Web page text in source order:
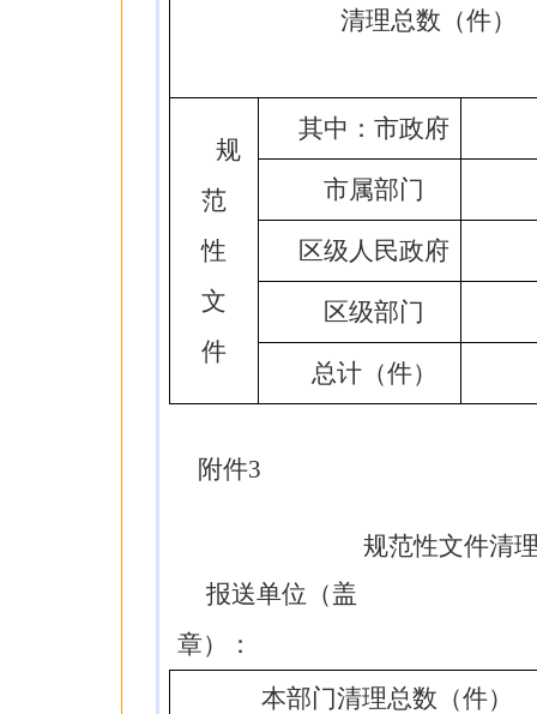
清理总数（件）
规
范
性
文
件
其中：市政府
市属部门
区级人民政府
区级部门
总计（件）
附件3
规范性文件清
报送单位（盖
章）：
本部门清理总数（件）